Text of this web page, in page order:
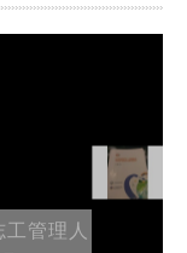
管理人